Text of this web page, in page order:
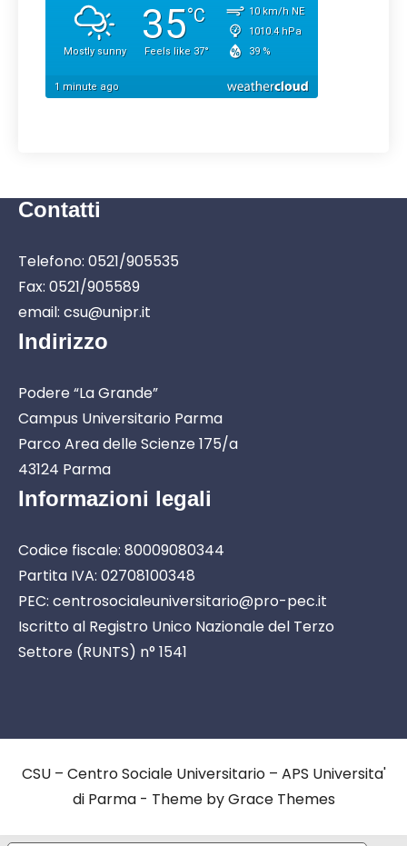
Contatti
Telefono: 0521/905535
Fax: 0521/905589
email: csu@unipr.it
Indirizzo
Podere “La Grande”
Campus Universitario Parma
Parco Area delle Scienze 175/a
43124 Parma
Informazioni legali
Codice fiscale: 80009080344
Partita IVA: 02708100348
PEC: centrosocialeuniversitario@pro-pec.it
Iscritto al Registro Unico Nazionale del Terzo
Settore (RUNTS) n° 1541
CSU – Centro Sociale Universitario – APS Universita'
di Parma - Theme by Grace Themes